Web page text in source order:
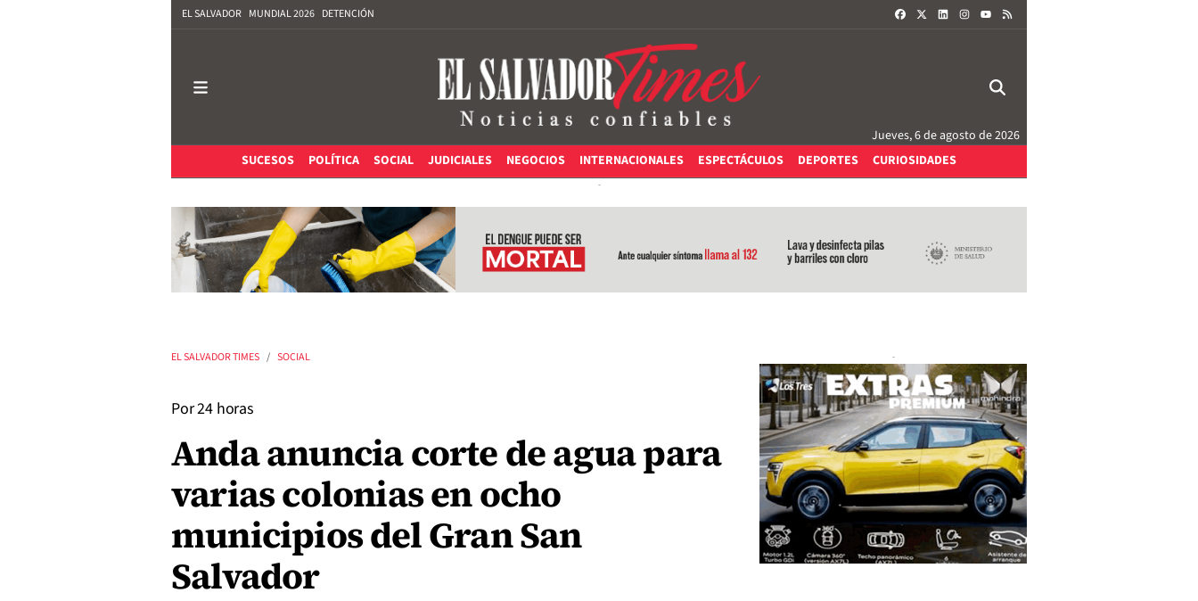
EL SALVADOR MUNDIAL 2026 DETENCIÓN FACEBOOKLINKEDININSTAGRAM
Jueves, 6 de agosto de 2026
SUCESOS
POLÍTICA SOCIAL JUDICIALES NEGOCIOS INTERNACIONALES ESPECTÁCULOS DEPORTES CURIOSIDADES
EL SALVADOR TIMES SOCIAL
Por 24 horas
Anda anuncia corte de agua para
varias colonias en ocho
municipios del Gran San
Salvador